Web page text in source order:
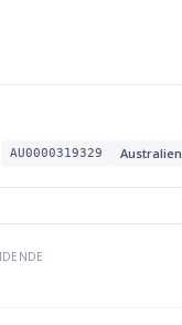
AU0000319329 Australien